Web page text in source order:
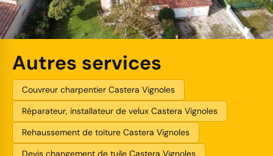
Autres services
Couvreur charpentier Castera Vignoles
Réparateur, installateur de velux Castera Vignoles
Rehaussement de toiture Castera Vignoles
Devis changement de tuile Castera Vignoles